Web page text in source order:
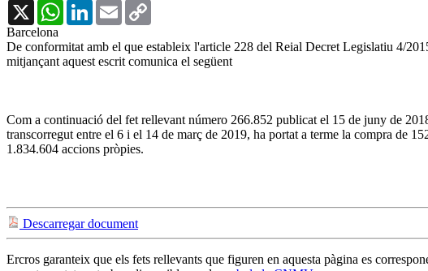
X
WhatsAppLinkedInEmail
Barcelona
De conformitat amb el que estableix l'article 228 del Reial Decret Legislatiu 4/
mitjançant aquest escrit comunica el següent
Com a continuació del fet rellevant número 266.852 publicat el 15 de juny de
transcorregut entre el 6 i el 14 de març de 2019, ha portat a terme la compra de
1.834.604 accions pròpies.
Descarregar document
Ercros garanteix que els fets rellevants que figuren en aquesta pàgina es